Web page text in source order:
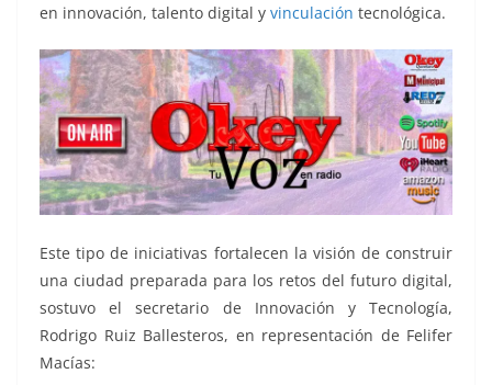
en innovación, talento digital y vinculación tecnológica.
Este tipo de iniciativas fortalecen la visión de construir
una ciudad preparada para los retos del futuro digital,
sostuvo el secretario de Innovación y Tecnología,
Rodrigo Ruiz Ballesteros, en representación de Felifer
Macías: